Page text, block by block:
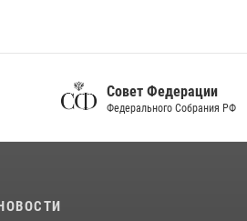
Совет Федерации
Федерального Собрания РФ